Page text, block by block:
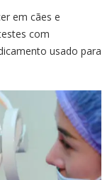
em cães e
com
usado para
Estados Unidos, o